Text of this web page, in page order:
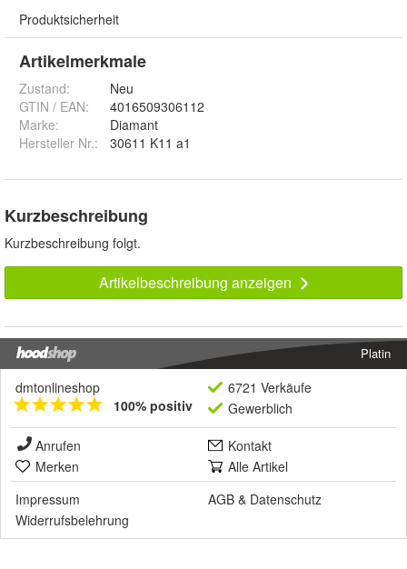
Produktsicherheit
Artikelmerkmale
Zustand:
Neu
GTIN / EAN:
4016509306112
Marke:
Diamant
Hersteller Nr.:
30611 K11 a1
Kurzbeschreibung
Kurzbeschreibung folgt.
Artikelbeschreibung anzeigen
Platin
dmtonlineshop
100% positiv
6721 Verkäufe
Gewerblich
Anrufen
Kontakt
Merken
Alle Artikel
Impressum
AGB & Datenschutz
Widerrufsbelehrung